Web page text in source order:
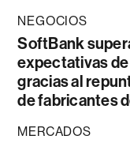
NEGOCIOS
SoftBank
expectativas
gracias al
de fabricantes
MERCADOS